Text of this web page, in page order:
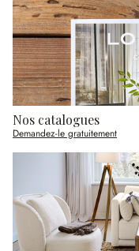
Nos catalogues
Demandez-le gratuitement